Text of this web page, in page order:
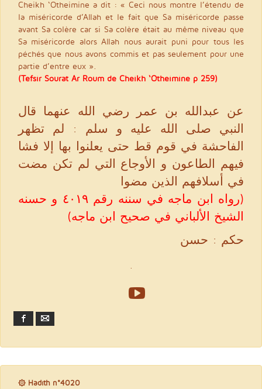
Cheikh ‘Otheimine a dit : « Ceci nous montre l’étendu de
la miséricorde d’Allah et le fait que Sa miséricorde passe
avant Sa colère car si Sa colère était au même niveau que
Sa miséricorde alors Allah nous aurait puni pour tous les
péchés que nous avons commis et pas seulement pour une
partie d’entre eux ».
(Tefsir Sourat Ar Roum de Cheikh ‘Otheimine p 259)
عن عبدالله بن عمر رضي الله عنهما قال
النبي صلى الله عليه و سلم : لم تظهر
الفاحشة في قوم قط حتى يعلنوا بها إلا فشا
فيهم الطاعون و الأوجاع التي لم تكن مضت
في أسلافهم الذين مضوا
(رواه ابن ماجه في سننه رقم ٤٠١٩ و حسنه
الشيخ الألباني في صحيح ابن ماجه)
حكم : حسن
Facebook
۞ Hadith n°4020